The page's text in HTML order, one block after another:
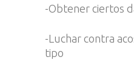
-Obtener ciertos
-Luchar contra
tipo